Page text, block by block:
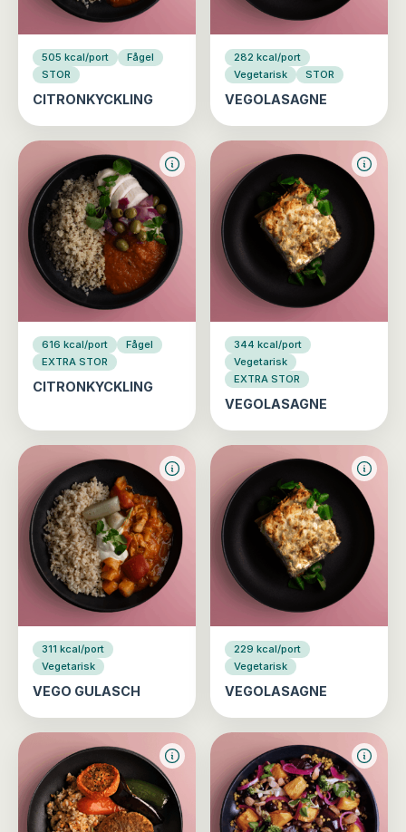
505 kcal/port
Fågel
STOR
CITRONKYCKLING
282 kcal/port
Vegetarisk
STOR
VEGOLASAGNE
616 kcal/port
Fågel
EXTRA STOR
CITRONKYCKLING
344 kcal/port
Vegetarisk
EXTRA STOR
VEGOLASAGNE
311 kcal/port
Vegetarisk
VEGO GULASCH
229 kcal/port
Vegetarisk
VEGOLASAGNE